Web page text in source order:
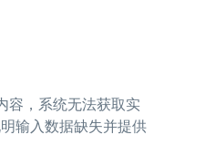
容，系统无法获取实
输入数据缺失并提供